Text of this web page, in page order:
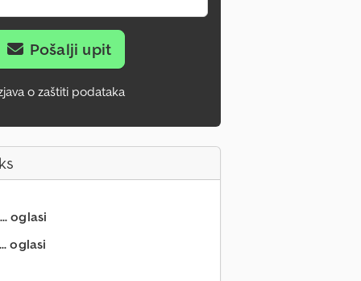
Pošalji upit
o zaštiti podataka
oglasi
oglasi